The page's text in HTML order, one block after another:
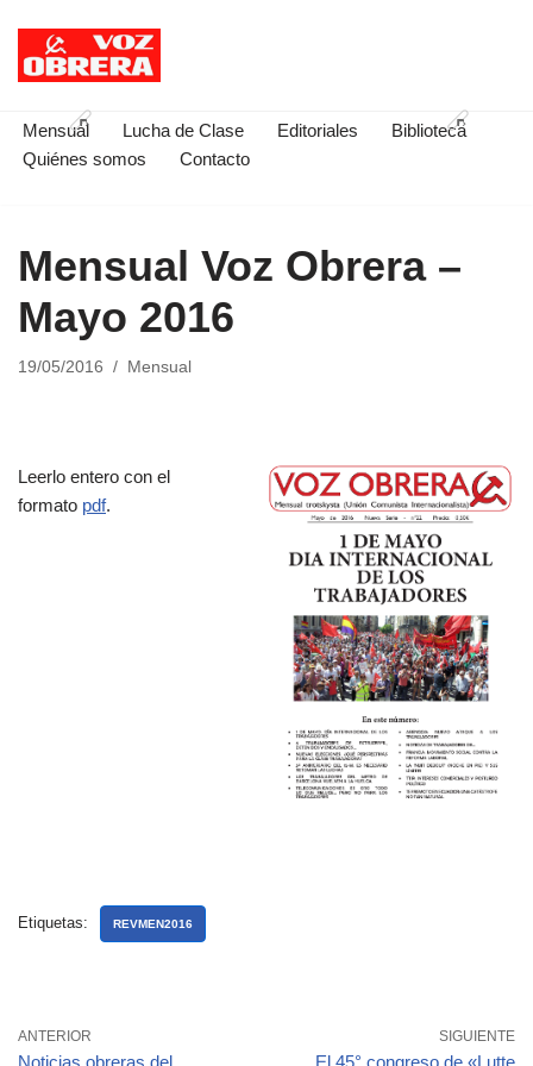
Saltar
contenido
Mensual Lucha de Clase Editoriales
Biblioteca
Quiénes somos
Contacto
Mensual Voz Obrera –
Mayo 2016
19/05/2016 Mensual
Leerlo entero con el
formato pdf.
Etiquetas: REVMEN2016
ANTERIOR SIGUIENTE